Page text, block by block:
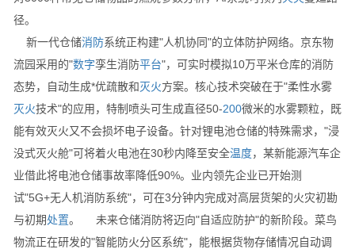
径。
新一代仓储消防系统正构建"人机协同"的立体防护网络。京东物
流园采用的"数字孪生消防平台"，可实时模拟10万平米仓库的消防
态势，自动生成*优疏散和灭火方案。核心技术突破在于"柔性水雾
灭火技术"的应用，特制喷头可生成直径50-200微米的水雾颗粒，既
能有效灭火又不会损坏电子设备。针对锂电池仓储的特殊需求，"浸
没式灭火舱"可将着火电池在30秒内降至安全温度，某新能源汽车企
业借此将电池仓储事故率降低90%。业内领先企业已开始测
试"5G+无人机消防系统"，可在3分钟内完成对高层货架的火灾初勘
与初期处置。 未来仓储消防将迈向"自适应防护"的新阶段。菜鸟
物流正在研发的"智能防火分区系统"，能根据货物存储情况自动调